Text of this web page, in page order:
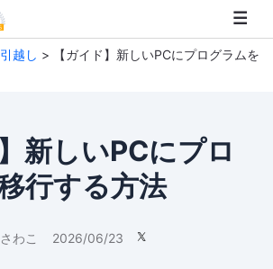
越し > 【ガイド】新しいPCにプログラムを
新しいPCにプロ
行する方法
さわこ 2026/06/23 